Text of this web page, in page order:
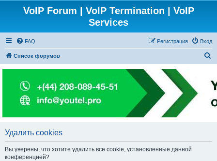
VoIP Forum | VoIP Termination | VoIP
Services
FAQ Вход
Регистрация
Список форумов
с
к
Удалить cookies
Вы уверены, что хотите удалить все cookie, установленные данной
конференцией?